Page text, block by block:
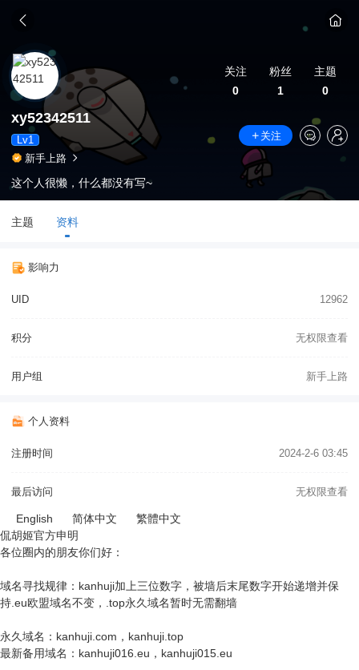
关注
0
粉丝
1
主题
0
xy52342511
Lv1
关注
新手上路
这个人很懒，什么都没有写~
主题 资料
影响力
UID 12962
积分 无权限查看
用户组 新手上路
个人资料
注册时间 2024-2-6 03:45
最后访问 无权限查看
English 简体中文
繁體中文
侃胡姬官方申明
各位圈内的朋友你们好：
域名寻找规律：kanhuji加上三位数字，被墙后末尾数字开始递增并保
持.eu欧盟域名不变，.top永久域名暂时无需翻墙
永久域名：kanhuji.com，kanhuji.top
最新备用域名：kanhuji016.eu，kanhuji015.eu